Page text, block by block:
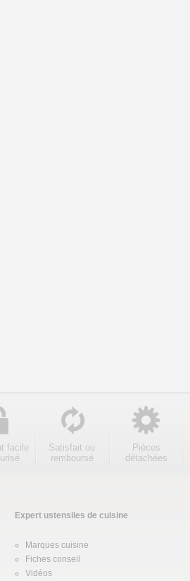
facile
Satisfait ou
remboursé
Pièces
détachées
Expert ustensiles de cuisine
Marques cuisine
Fiches conseil
Vidéos